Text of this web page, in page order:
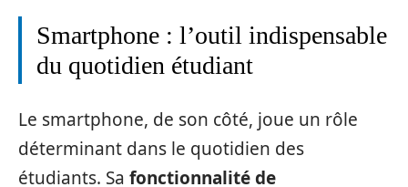
Smartphone : l’outil indispensable
du quotidien étudiant
Le smartphone, de son côté, joue un rôle
déterminant dans le quotidien des
étudiants. Sa fonctionnalité de